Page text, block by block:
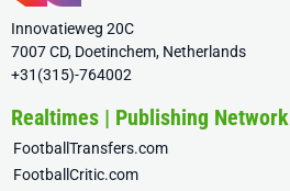
Innovatieweg 20C
7007 CD, Doetinchem, Netherlands
+31(315)-764002
Realtimes | Publishing Network
FootballTransfers.com
FootballCritic.com